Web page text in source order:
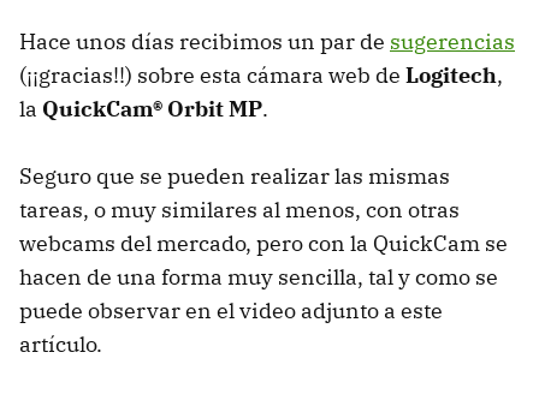
Hace unos días recibimos un par de sugerencias
(¡¡gracias!!) sobre esta cámara web de Logitech,
la QuickCam® Orbit MP.
Seguro que se pueden realizar las mismas
tareas, o muy similares al menos, con otras
webcams del mercado, pero con la QuickCam se
hacen de una forma muy sencilla, tal y como se
puede observar en el video adjunto a este
artículo.